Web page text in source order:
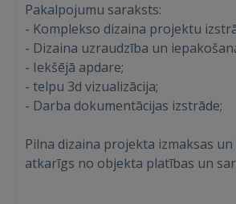
Pakalpojumu saraksts:
- Komplekso dizaina projektu
- Dizaina uzraudzība un
- Iekšējā apdare;
- telpu 3d vizualizācija;
- Darba dokumentācijas izstrāde;
Pilna dizaina projekta izmaksas
atkarīgs no objekta platības un